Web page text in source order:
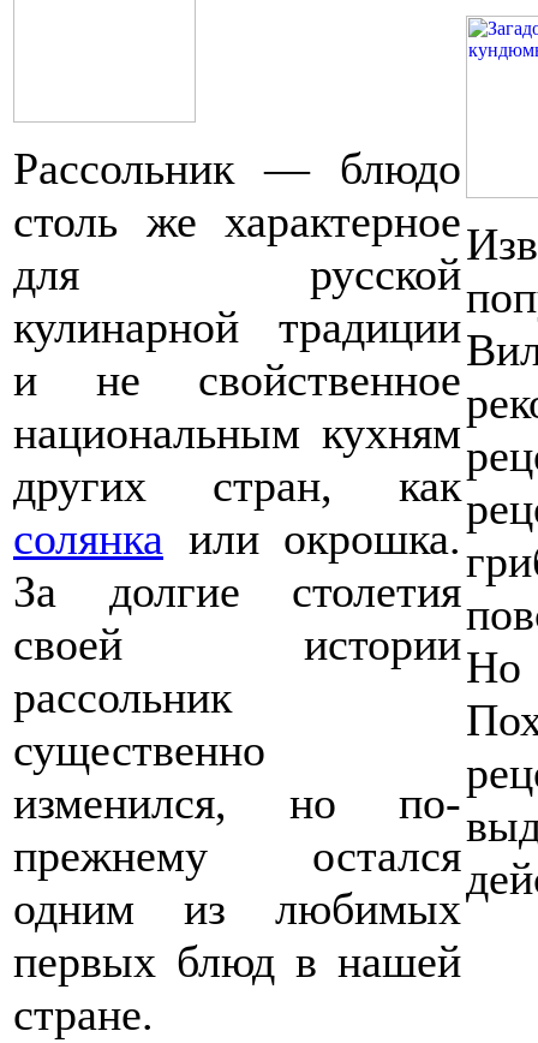
Рассольник — блюдо
столь же характерное
для русской
кулинарной традиции
и не свойственное
национальным кухням
других стран, как
солянка или окрошка.
За долгие столетия
своей истории
рассольник
существенно
изменился, но по-
прежнему остался
одним из любимых
первых блюд в нашей
стране.